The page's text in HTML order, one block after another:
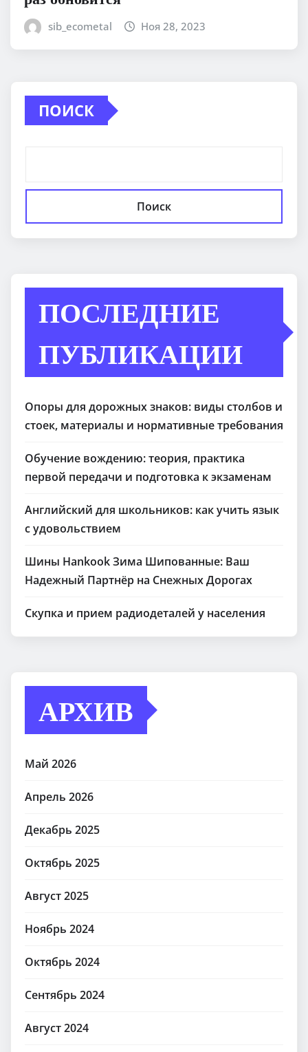
sib_ecometal Ноя 28, 2023
ПОИСК
Поиск
ПОСЛЕДНИЕ
ПУБЛИКАЦИИ
Опоры для дорожных знаков: виды столбов и
стоек, материалы и нормативные требования
Обучение вождению: теория, практика
первой передачи и подготовка к экзаменам
Английский для школьников: как учить язык
с удовольствием
Шины Hankook Зима Шипованные: Ваш
Надежный Партнёр на Снежных Дорогах
Скупка и прием радиодеталей у населения
АРХИВ
Май 2026
Апрель 2026
Декабрь 2025
Октябрь 2025
Август 2025
Ноябрь 2024
Октябрь 2024
Сентябрь 2024
Август 2024